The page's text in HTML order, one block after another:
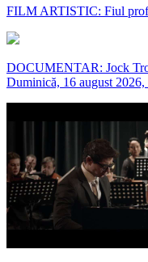
FILM ARTISTIC: Fiul
DOCUMENTAR: Jock
Duminică, 16 august 2026,